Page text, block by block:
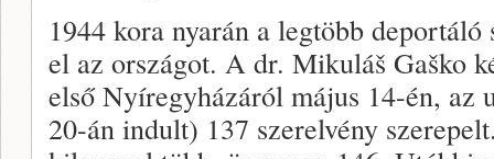
1944 kora nyarán a legtöbb
el az országot. A dr. Mikuláš Gaško
első Nyíregyházáról május 14-én, az
20-án indult) 137 szerelvény